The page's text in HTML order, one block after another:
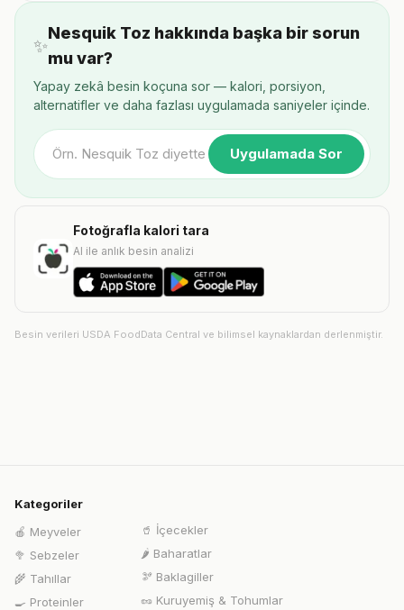
✨
Nesquik Toz hakkında başka bir sorun
mu var?
Yapay zekâ besin koçuna sor — kalori, porsiyon,
alternatifler ve daha fazlası uygulamada saniyeler içinde.
Uygulamada Sor
Fotoğrafla kalori tara
AI ile anlık besin analizi
Besin verileri USDA FoodData Central ve bilimsel kaynaklardan derlenmiştir.
Kategoriler
🍎 Meyveler
🥦 Sebzeler
🌾 Tahıllar
🍳 Proteinler
🥤 İçecekler
🌶️ Baharatlar
🫘 Baklagiller
🥜 Kuruyemiş & Tohumlar